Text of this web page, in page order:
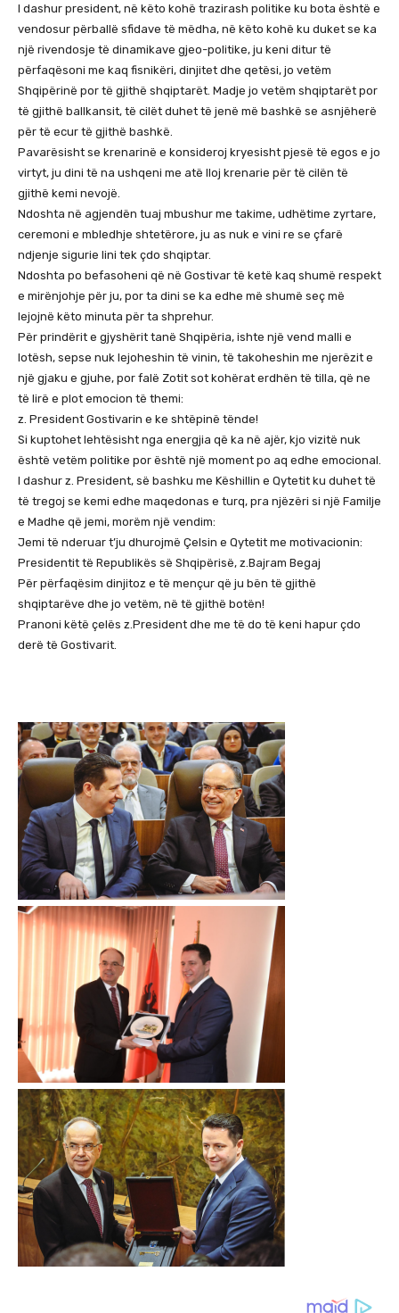
I dashur president, në këto kohë trazirash politike ku bota është e
vendosur përballë sfidave të mëdha, në këto kohë ku duket se ka
një rivendosje të dinamikave gjeo-politike, ju keni ditur të
përfaqësoni me kaq fisnikëri, dinjitet dhe qetësi, jo vetëm
Shqipërinë por të gjithë shqiptarët. Madje jo vetëm shqiptarët por
të gjithë ballkansit, të cilët duhet të jenë më bashkë se asnjëherë
për të ecur të gjithë bashkë.
Pavarësisht se krenarinë e konsideroj kryesisht pjesë të egos e jo
virtyt, ju dini të na ushqeni me atë lloj krenarie për të cilën të
gjithë kemi nevojë.
Ndoshta në agjendën tuaj mbushur me takime, udhëtime zyrtare,
ceremoni e mbledhje shtetërore, ju as nuk e vini re se çfarë
ndjenje sigurie lini tek çdo shqiptar.
Ndoshta po befasoheni që në Gostivar të ketë kaq shumë respekt
e mirënjohje për ju, por ta dini se ka edhe më shumë seç më
lejojnë këto minuta për ta shprehur.
Për prindërit e gjyshërit tanë Shqipëria, ishte një vend malli e
lotësh, sepse nuk lejoheshin të vinin, të takoheshin me njerëzit e
një gjaku e gjuhe, por falë Zotit sot kohërat erdhën të tilla, që ne
të lirë e plot emocion të themi:
z. President Gostivarin e ke shtëpinë tënde!
Si kuptohet lehtësisht nga energjia që ka në ajër, kjo vizitë nuk
është vetëm politike por është një moment po aq edhe emocional.
I dashur z. President, së bashku me Këshillin e Qytetit ku duhet të
të tregoj se kemi edhe maqedonas e turq, pra njëzëri si një Familje
e Madhe që jemi, morëm një vendim:
Jemi të nderuar t’ju dhurojmë Çelsin e Qytetit me motivacionin:
Presidentit të Republikës së Shqipërisë, z.Bajram Begaj
Për përfaqësim dinjitoz e të mençur që ju bën të gjithë
shqiptarëve dhe jo vetëm, në të gjithë botën!
Pranoni këtë çelës z.President dhe me të do të keni hapur çdo
derë të Gostivarit.